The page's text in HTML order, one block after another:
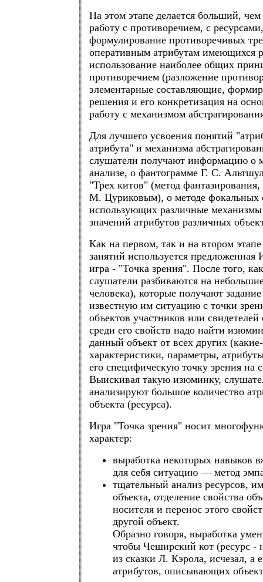
На этом этапе делается больший,
работу с противоречием, с
формулирование противоречивых
оперативным атрибутам имеющихся
использование наиболее общих
противоречием (разложение
элементарные составляющие,
решения и его конкретизация на
работу с механизмом
Для лучшего усвоения понятий
атрибута" и механизма
слушатели получают информацию о
анализе, о фантограмме Г. С.
"Трех китов" (метод
М. Цуриковым), о методе фокальных
использующих различные механизмы
значений атрибутов различных
Как на первом, так и на втором этапе
занятий используется
игра - "Точка зрения". После того, как
слушатели разбиваются на
человека), которые получают
известную им ситуацию с точки
объектов участников или
среди его свойств надо найти
данный объект от всех других
характеристики, параметры,
его специфическую точку зрения на
Выискивая такую изюминку,
анализируют большое количество
объекта (ресурса).
Игра "Точка зрения" носит
характер:
выработка некоторых навыков
для себя ситуацию — метод
тщательный анализ ресурсов,
объекта, отделение свойства
носителя и перенос этого
другой объект.
Образно говоря, выработка
чтобы Чеширский кот (ресурс -
из сказки Л. Кэрола, исчезал, а
атрибутов, описывающих